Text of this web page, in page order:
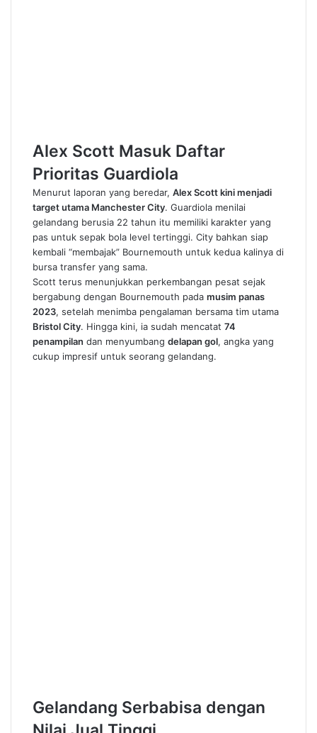
Alex Scott Masuk Daftar
Prioritas Guardiola
Menurut laporan yang beredar, Alex Scott kini menjadi
target utama Manchester City. Guardiola menilai
gelandang berusia 22 tahun itu memiliki karakter yang
pas untuk sepak bola level tertinggi. City bahkan siap
kembali “membajak” Bournemouth untuk kedua kalinya di
bursa transfer yang sama.
Scott terus menunjukkan perkembangan pesat sejak
bergabung dengan Bournemouth pada musim panas
2023, setelah menimba pengalaman bersama tim utama
Bristol City. Hingga kini, ia sudah mencatat 74
penampilan dan menyumbang delapan gol, angka yang
cukup impresif untuk seorang gelandang.
Gelandang Serbabisa dengan